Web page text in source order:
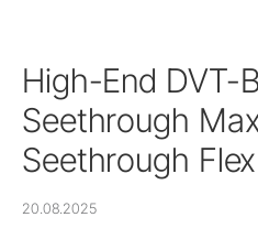
High-End DVT-
Seethrough
Seethrough Flex
20.08.2025